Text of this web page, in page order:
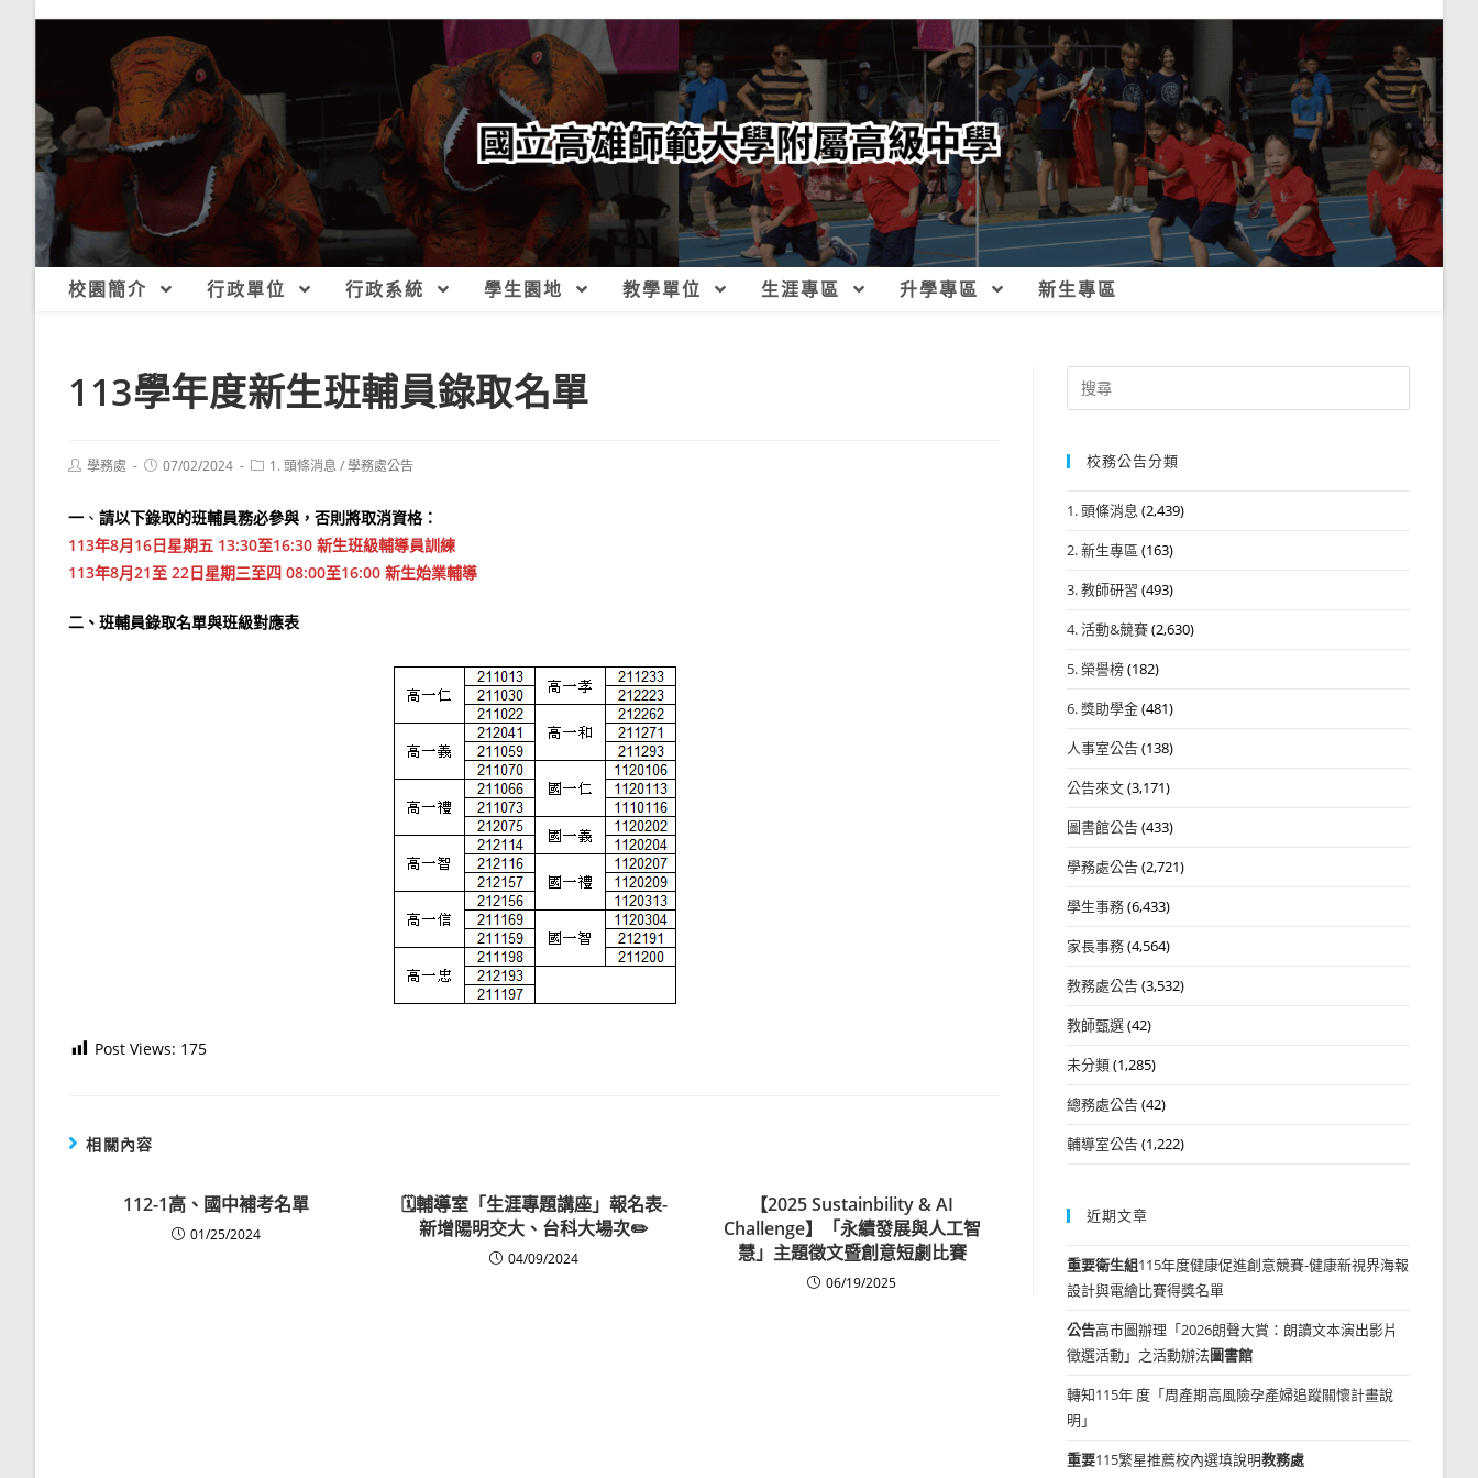
校園簡介 行政單位 行政系統 學生園地 教學單位 生涯專區 升學專區 新生專區
113學年度新生班輔員錄取名單
Post學務處
Post07/02/2024
Post1. 頭條消息 /學務處公告
一 、 請以下錄取的班輔員務必參與，否則將取消資格：
113年8月16日星期五 13:30至16:30 新生班級輔導員訓練
113年8月21至 22日星期三至四 08:00至16:00 新生始業輔導
二、班輔員錄取名單與班級對應表
Post Views: 175
相關內容
112-1高、國中補考名單
01/25/2024
🗓️輔導室「生涯專題講座」報名表-
新增陽明交大、台科大場次✏️
04/09/2024
【2025 Sustainbility & AI
Challenge】「永續發展與人工智
慧」主題徵文暨創意短劇比賽
06/19/2025
Search
for:
校務公告分類
1. 頭條消息 (2,439)
2. 新生專區 (163)
3. 教師研習 (493)
4. 活動&競賽(2,630)
5. 榮譽榜(182)
6. 獎助學金(481)
人事室公告(138)
公告來文(3,171)
圖書館公告(433)
學務處公告(2,721)
學生事務(6,433)
家長事務(4,564)
教務處公告(3,532)
教師甄選(42)
未分類(1,285)
總務處公告(42)
輔導室公告(1,222)
近期文章
重要衛生組115年度健康促進創意競賽-健康新視界海報
設計與電繪比賽得獎名單
公告高市圖辦理「2026朗聲大賞：朗讀文本演出影片
徵選活動」之活動辦法圖書館
轉知115年 度「周產期高風險孕產婦追蹤關懷計畫說
明」
重要115繁星推薦校內選填說明教務處